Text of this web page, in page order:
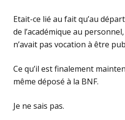
Etait-ce lié au fait qu’au
de l’académique au
n’avait pas vocation à être
Ce qu’il est finalement
même déposé à la BNF.
Je ne sais pas.